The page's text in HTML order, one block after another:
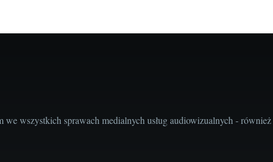
wszystkich sprawach medialnych usług audiowizualnych -